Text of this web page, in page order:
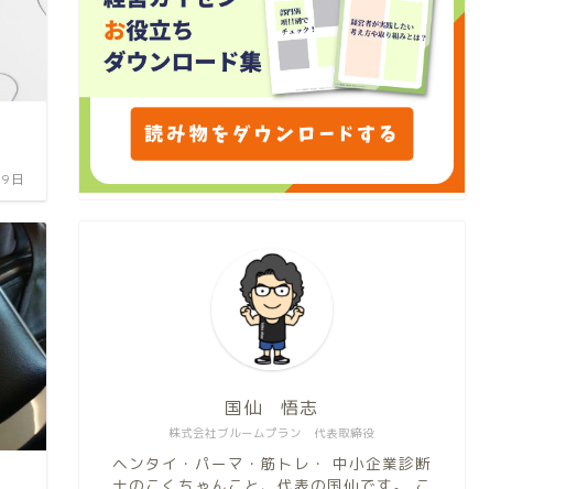
日
株式会社ブルームプラン 代表取締役
国仙 悟志
ヘンタイ・パーマ・筋トレ・ 中小企業診断